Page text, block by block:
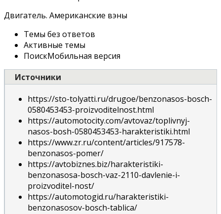
Двигатель. Американские вэны
Темы без ответов
Активные темы
ПоискМобильная версия
Источники
https://sto-tolyatti.ru/drugoe/benzonasos-bosch-
0580453453-proizvoditelnost.html
https://automotocity.com/avtovaz/toplivnyj-
nasos-bosh-0580453453-harakteristiki.html
https://www.zr.ru/content/articles/917578-
benzonasos-pomer/
https://avtobiznes.biz/harakteristiki-
benzonasosa-bosch-vaz-2110-davlenie-i-
proizvoditel-nost/
https://automotogid.ru/harakteristiki-
benzonasosov-bosch-tablica/